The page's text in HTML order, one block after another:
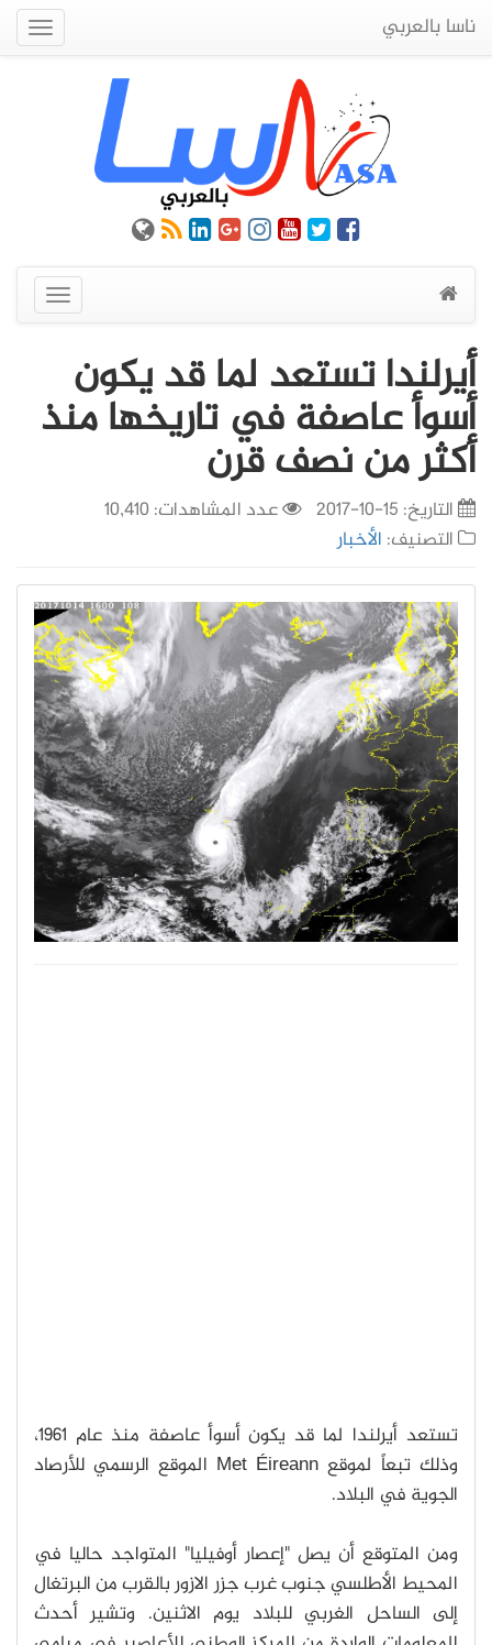
ناسا بالعربي
عرض
القائمة
أيرلندا تستعد لما قد يكون
أسوأ عاصفة في تاريخها منذ
أكثر من نصف قرن
التاريخ: 15-10-2017
عدد المشاهدات: 10,410
التصنيف: الأخبار
تستعد أيرلندا لما قد يكون أسوأ عاصفة منذ عام 1961،
وذلك تبعاً لموقع Met Éireann الموقع الرسمي للأرصاد
الجوية في البلاد.
ومن المتوقع أن يصل "إعصار أوفيليا" المتواجد حاليا في
المحيط الأطلسي جنوب غرب جزر الازور بالقرب من البرتغال
إلى الساحل الغربي للبلاد يوم الاثنين. وتشير أحدث